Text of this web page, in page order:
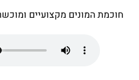
חוכמת המונים מקצועיים